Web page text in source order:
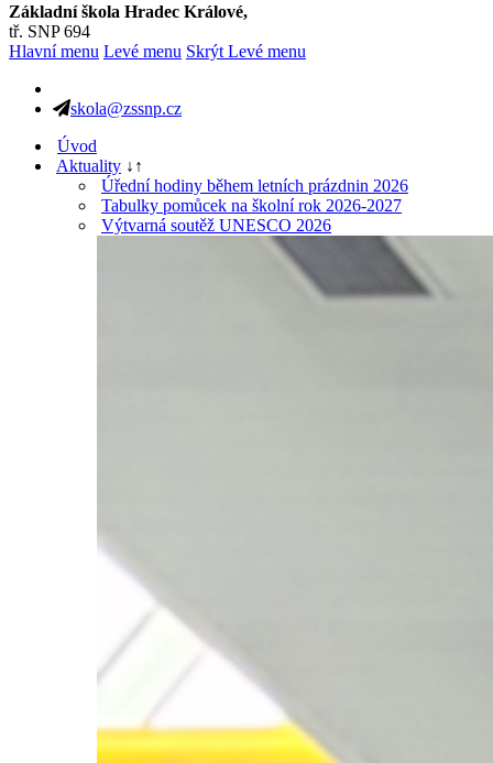
Základní škola Hradec Králové,
tř. SNP 694
Hlavní menu Levé menu Skrýt Levé menu
skola@zssnp.cz
Úvod
Aktuality ↓ ↑
Úřední hodiny během letních prázdnin 2026
Tabulky pomůcek na školní rok 2026-2027
Výtvarná soutěž UNESCO 2026